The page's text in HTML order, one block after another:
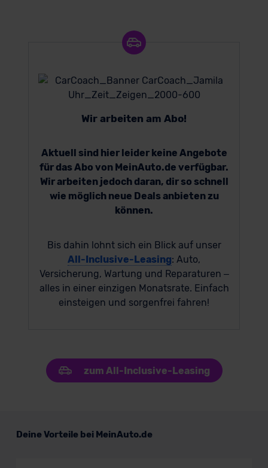
Wir arbeiten am Abo!
Aktuell sind hier leider keine Angebote
für das Abo von MeinAuto.de verfügbar.
Wir arbeiten jedoch daran, dir so schnell
wie möglich neue Deals anbieten zu
können.
Bis dahin lohnt sich ein Blick auf unser
All-Inclusive-Leasing: Auto,
Versicherung, Wartung und Reparaturen –
alles in einer einzigen Monatsrate. Einfach
einsteigen und sorgenfrei fahren!
zum All-Inclusive-Leasing
Deine Vorteile bei MeinAuto.de